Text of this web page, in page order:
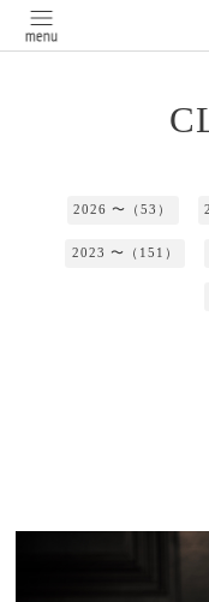
2026 〜（53）
2023 〜（151）